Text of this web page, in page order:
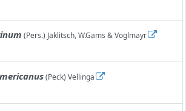
(Pers.) Jaklitsch, W.Gams & Voglmayr
(Peck) Vellinga